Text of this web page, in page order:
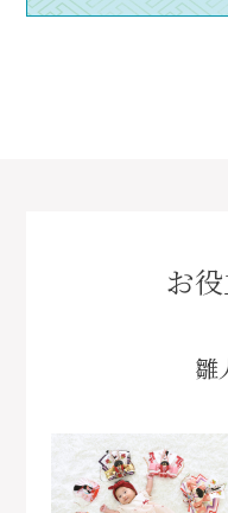
お
雛